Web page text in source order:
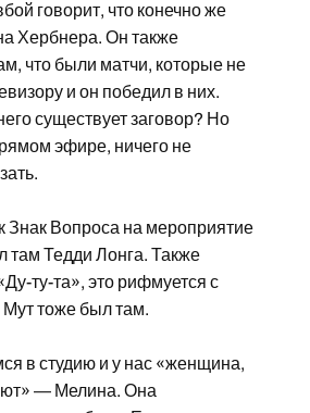
говорит, что конечно же
Хербнера. Он также
что были матчи, которые не
и он победил в них.
существует заговор? Но
эфире, ничего не
Знак Вопроса на мероприятие
там Тедди Лонга. Также
ту-та», это рифмуется с
Мут тоже был там.
в студию и у нас «женщина,
— Мелина. Она